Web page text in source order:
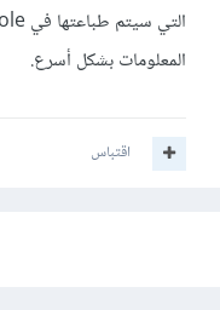
المعلومات بشكل أسرع.
اقتباس